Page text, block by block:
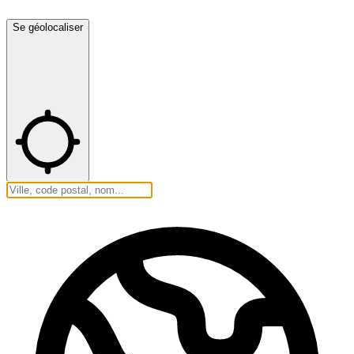
Se géolocaliser